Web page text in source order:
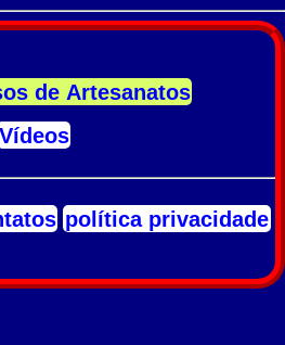
de Artesanatos
Vídeos
política privacidade